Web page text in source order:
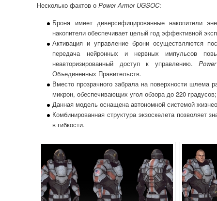
Несколько фактов о Power Armor UGSOC:
Броня имеет диверсифицированные накопители
накопители обеспечивает целый год эффективной
Активация и управление брони осуществляются
передача нейронных и нервных импульсов
неавторизированный доступ к управлению.
Объединенных Правительств.
Вместо прозрачного забрала на поверхности
микрон, обеспечивающих угол обзора до 220 градусов;
Данная модель оснащена автономной системой
Комбинированная структура экзоскелета позволяет
в гибкости.